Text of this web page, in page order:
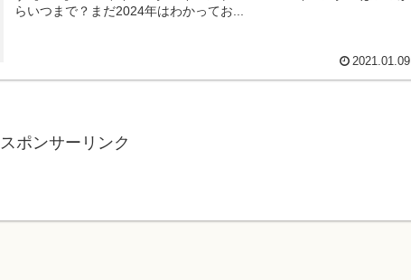
らいつまで？まだ2024年はわかってお...
2021.01.09
スポンサーリンク